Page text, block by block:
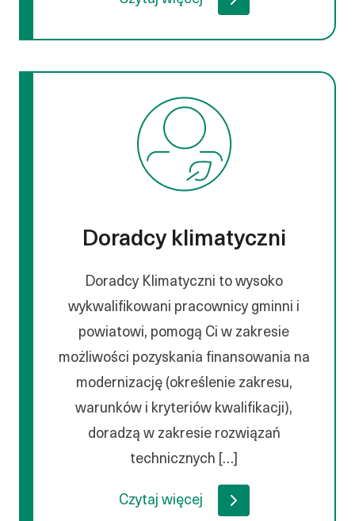
Doradcy klimatyczni
Doradcy Klimatyczni to wysoko
wykwalifikowani pracownicy gminni i
powiatowi, pomogą Ci w zakresie
możliwości pozyskania finansowania na
modernizację (określenie zakresu,
warunków i kryteriów kwalifikacji),
doradzą w zakresie rozwiązań
technicznych […]
Czytaj więcej